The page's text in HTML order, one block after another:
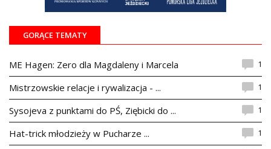
GORĄCE TEMATY
ME Hagen: Zero dla Magdaleny i Marcela 1
Mistrzowskie relacje i rywalizacja - ... 1
Sysojeva z punktami do PŚ, Ziębicki do ... 1
Hat-trick młodzieży w Pucharze ... 1